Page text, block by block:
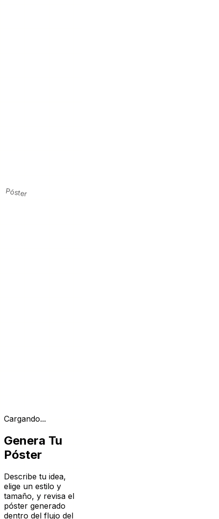
Póster
Cargando...
Genera Tu
Póster
Describe tu idea,
elige un estilo y
tamaño, y revisa el
póster generado
dentro del flujo del